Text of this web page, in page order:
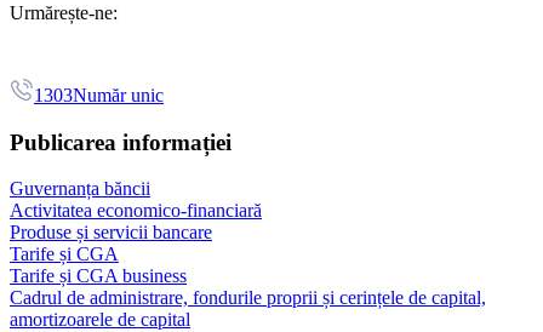
Urmărește-ne:
1303Număr unic
Publicarea informației
Guvernanța băncii
Activitatea economico-financiară
Produse și servicii bancare
Tarife și CGA
Tarife și CGA business
Cadrul de administrare, fondurile proprii și cerințele de capital,
amortizoarele de capital